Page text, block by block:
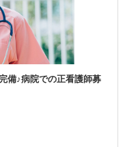
備♪病院での正看護師募